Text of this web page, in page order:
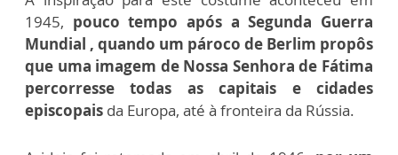
1945, pouco tempo após a Segunda Guerra
Mundial , quando um pároco de Berlim propôs
que uma imagem de Nossa Senhora de Fátima
percorresse todas as capitais e cidades
episcopais da Europa, até à fronteira da Rússia.